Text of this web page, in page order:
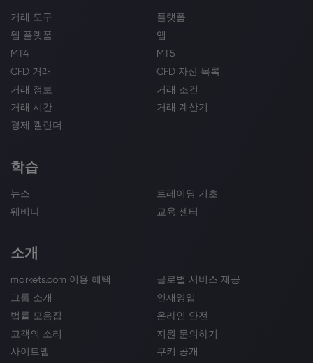
거래 도구
플랫폼
웹 플랫폼
앱
MT4
MT5
CFD 거래
CFD 자산 목록
거래 정보
거래 조건
거래 시간
거래 계산기
경제 캘린더
학습
뉴스
트레이딩 기초
웨비나
교육 센터
소개
markets.com 이용 혜택
글로벌 서비스 제공
그룹 소개
인재영입
법률 모음집
온라인 안전
고객의 소리
지원 문의하기
사이트맵
쿠키 공개